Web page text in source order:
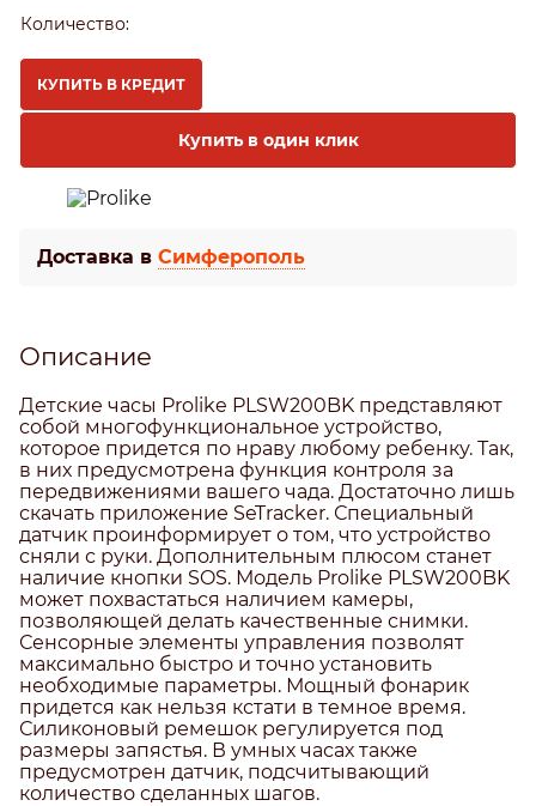
Количество:
КУПИТЬ В КРЕДИТ
Купить в один клик
Доставка в Симферополь
Описание
Детские часы Prolike PLSW200BK представляют
собой многофункциональное устройство,
которое придется по нраву любому ребенку. Так,
в них предусмотрена функция контроля за
передвижениями вашего чада. Достаточно лишь
скачать приложение SeTracker. Специальный
датчик проинформирует о том, что устройство
сняли с руки. Дополнительным плюсом станет
наличие кнопки SOS. Модель Prolike PLSW200BK
может похвастаться наличием камеры,
позволяющей делать качественные снимки.
Сенсорные элементы управления позволят
максимально быстро и точно установить
необходимые параметры. Мощный фонарик
придется как нельзя кстати в темное время.
Силиконовый ремешок регулируется под
размеры запястья. В умных часах также
предусмотрен датчик, подсчитывающий
количество сделанных шагов.